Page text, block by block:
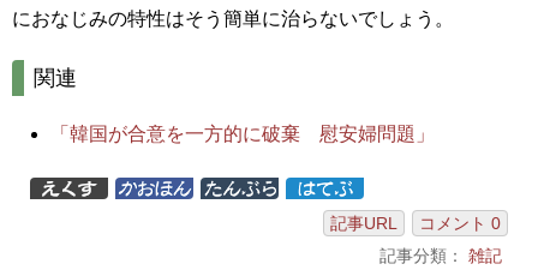
におなじみの特性はそう簡単に治らないでしょう。
関連
「韓国が合意を一方的に破棄 慰安婦問題」
記事URL
コメント 0
記事分類： 雑記